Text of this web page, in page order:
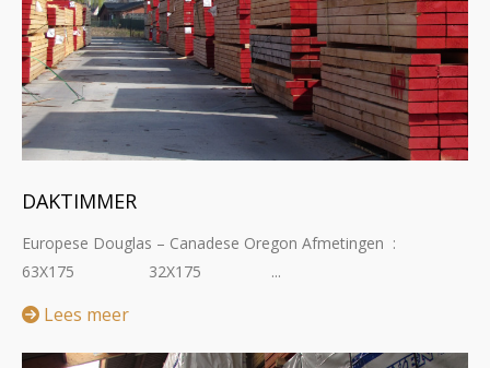
DAKTIMMER
Europese Douglas – Canadese Oregon Afmetingen :
63X175 32X175 ...
Lees meer